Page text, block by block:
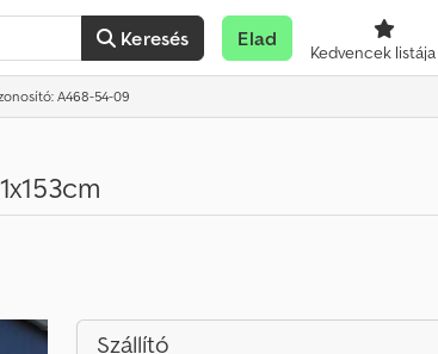
Keresés Elad
Kedvencek listája
A468-54-09
Szállító